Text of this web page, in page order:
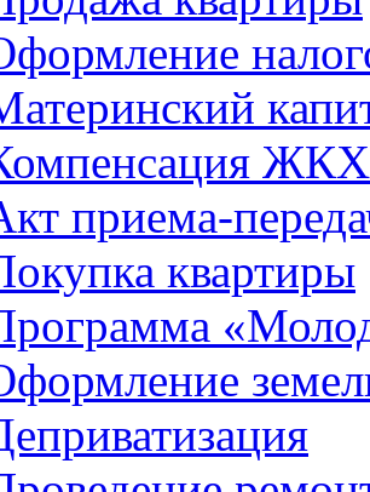
ЖКХ
приема-
квартиры